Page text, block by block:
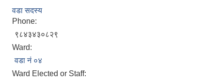
वडा सदस्य
Phone:
९८४३४३०८२९
Ward:
वडा नं ०४
Ward Elected or Staff: